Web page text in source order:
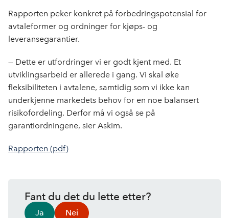
Rapporten peker konkret på forbedringspotensial for
avtaleformer og ordninger for kjøps- og
leveransegarantier.
— Dette er utfordringer vi er godt kjent med. Et
utviklingsarbeid er allerede i gang. Vi skal øke
fleksibiliteten i avtalene, samtidig som vi ikke kan
underkjenne markedets behov for en noe balansert
risikofordeling. Derfor må vi også se på
garantiordningene, sier Askim.
Rapporten (pdf)
Fant du det du lette etter?
Ja Nei